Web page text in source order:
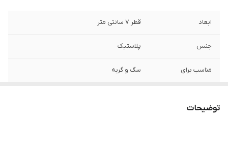
ابعاد قطر ۷ سانتی متر
جنس پلاستیک
مناسب برای سگ و گربه
توضیحات